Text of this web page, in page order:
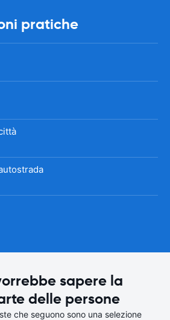
pratiche
sapere la
delle persone
che seguono sono una selezione